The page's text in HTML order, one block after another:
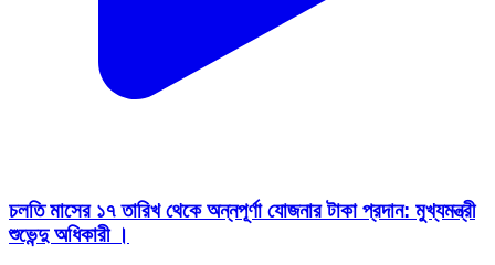
চলতি মাসের ১৭ তারিখ থেকে অন্নপূর্ণা যোজনার টাকা প্রদান: মুখ্যমন্ত্রী
শুভেন্দু অধিকারী ।